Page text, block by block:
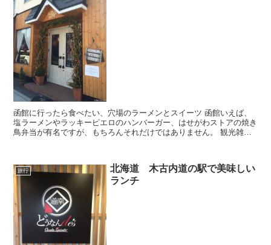
函館に行ったら食べたい、穴場のラーメンとスイーツ 函館いえば、
塩ラーメンやラッキーピエロのハンバーガー、はせがわストアの焼き
鳥弁当が有名ですが、もちろんそれだけではありません。 観光雑誌
旅行
北海道 木古内道の駅で美味しい
ランチ